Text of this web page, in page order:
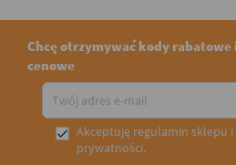
Chcę otrzymywać kody
cenowe
 Akceptuję regulamin sklepu i
prywatności.